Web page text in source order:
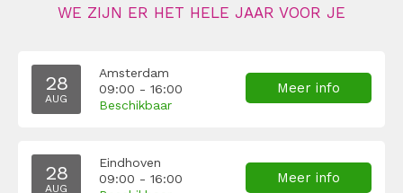
WE ZIJN ER HET HELE JAAR VOOR JE
28
AUG
Amsterdam
09:00 - 16:00
Beschikbaar
Meer info
28
AUG
Eindhoven
09:00 - 16:00
Meer info